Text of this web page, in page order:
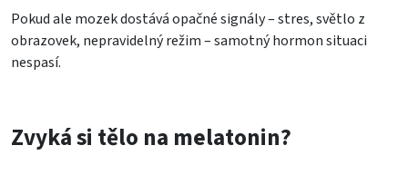
Pokud ale mozek dostává opačné signály – stres, světlo z
obrazovek, nepravidelný režim – samotný hormon situaci
nespasí.
Zvyká si tělo na melatonin?